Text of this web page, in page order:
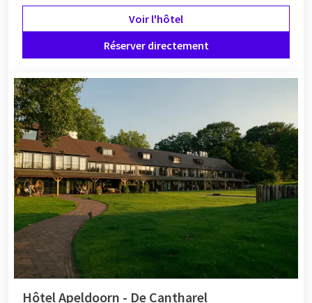
Voir l'hôtel
Réserver directement
Hôtel Apeldoorn - De Cantharel